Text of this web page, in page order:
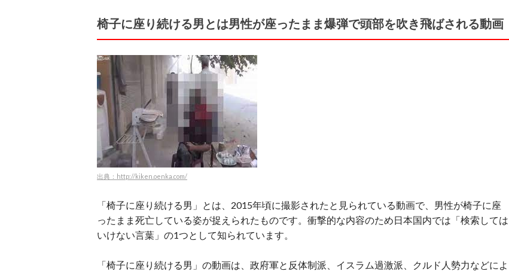
椅子に座り続ける男とは男性が座ったまま爆弾で頭部を吹き飛ばされる動画
出典：http://kiken.oenka.com/
「椅子に座り続ける男」とは、2015年頃に撮影されたと見られている動画で、男性が椅子に座
ったまま死亡している姿が捉えられたものです。衝撃的な内容のため日本国内では「検索しては
いけない言葉」の1つとして知られています。
「椅子に座り続ける男」の動画は、政府軍と反体制派、イスラム過激派、クルド人勢力などによ